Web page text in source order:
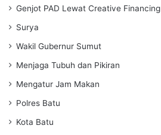
Genjot PAD Lewat Creative Financing
Surya
Wakil Gubernur Sumut
Menjaga Tubuh dan Pikiran
Mengatur Jam Makan
Polres Batu
Kota Batu